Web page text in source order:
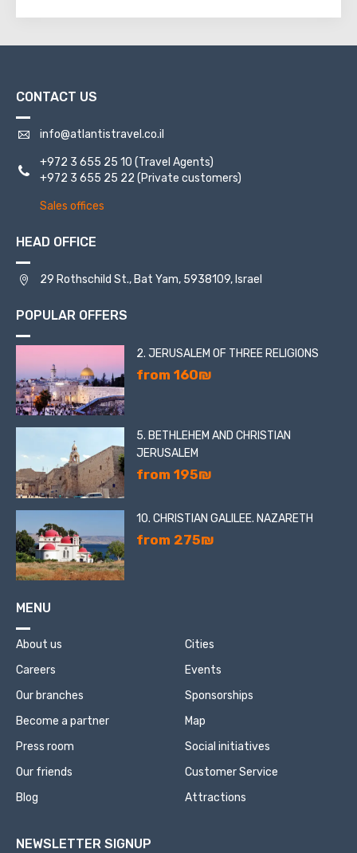
CONTACT US
info@atlantistravel.co.il
+972 3 655 25 10 (Travel Agents)
+972 3 655 25 22 (Private customers)
Sales offices
HEAD OFFICE
29 Rothschild St., Bat Yam, 5938109, Israel
POPULAR OFFERS
2. JERUSALEM OF THREE RELIGIONS
from 160₪
5. BETHLEHEM AND CHRISTIAN
JERUSALEM
from 195₪
10. CHRISTIAN GALILEE. NAZARETH
from 275₪
MENU
About us
Careers
Our branches
Become a partner
Press room
Our friends
Blog
Cities
Events
Sponsorships
Map
Social initiatives
Customer Service
Attractions
NEWSLETTER SIGNUP